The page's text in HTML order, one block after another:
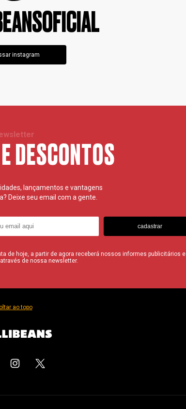
instagram
DESCONTOS
lançamentos e vantagens
Deixe seu email com a gente.
cadastrar
de hoje, a partir de agora receberá nossos informes publicitários e
de nossa newsletter.
ao topo